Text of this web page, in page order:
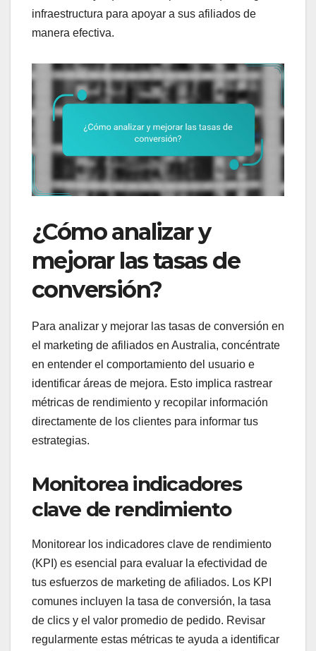
infraestructura para apoyar a sus afiliados de
manera efectiva.
¿Cómo analizar y
mejorar las tasas de
conversión?
Para analizar y mejorar las tasas de conversión en
el marketing de afiliados en Australia, concéntrate
en entender el comportamiento del usuario e
identificar áreas de mejora. Esto implica rastrear
métricas de rendimiento y recopilar información
directamente de los clientes para informar tus
estrategias.
Monitorea indicadores
clave de rendimiento
Monitorear los indicadores clave de rendimiento
(KPI) es esencial para evaluar la efectividad de
tus esfuerzos de marketing de afiliados. Los KPI
comunes incluyen la tasa de conversión, la tasa
de clics y el valor promedio de pedido. Revisar
regularmente estas métricas te ayuda a identificar